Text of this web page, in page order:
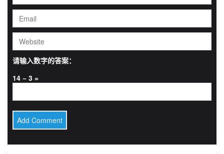
请输入数字的答案：
14 − 3 =